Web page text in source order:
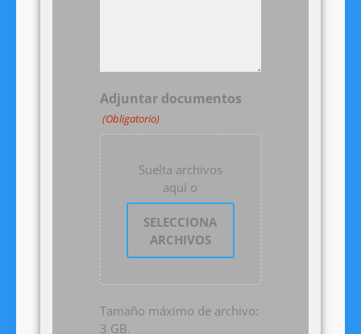
Adjuntar documentos
(Obligatorio)
Suelta archivos
aquí o
SELECCIONA
ARCHIVOS
Tamaño máximo de archivo:
3 GB.